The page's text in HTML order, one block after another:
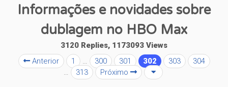
sobre dublagem no HBO Max
Informações e novidades sobre
dublagem no HBO Max
3120 Replies, 1173093 Views
Anterior
1 … 300 301 302 303
304
…
313 Próximo